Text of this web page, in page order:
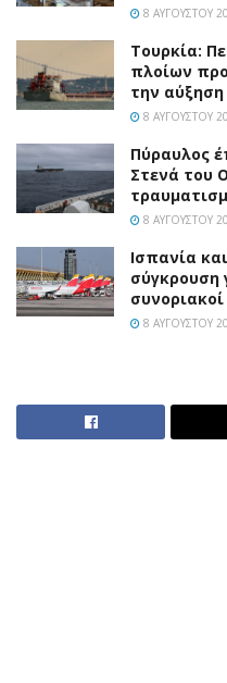
8 ΑΥΓΟΎΣΤΟΥ
Τουρκία:
πλοίων
την
8 ΑΥΓΟΎΣΤΟΥ
Πύραυλος
Στενά του
8 ΑΥΓΟΎΣΤΟΥ
Ισπανία
σύγκρουση
συνοριακοί
8 ΑΥΓΟΎΣΤΟΥ